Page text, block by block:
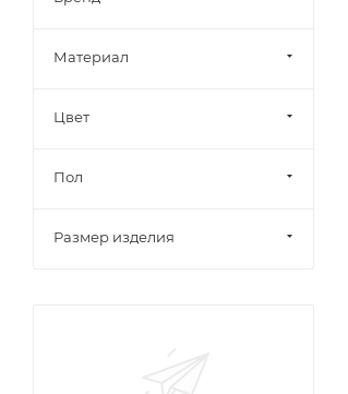
Материал
Цвет
Пол
Размер изделия